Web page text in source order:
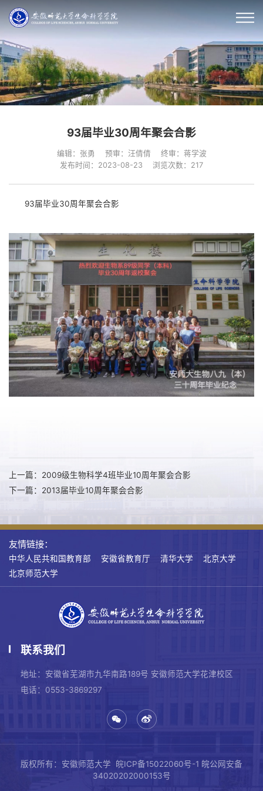
93届毕业30周年聚会合影
编辑：张勇 预审：汪倩倩
终审：蒋学波
发布时间：2023-08-23
浏览次数： 217
93届毕业30周年聚会合影
上一篇：2009级生物科学4班毕业10周年聚会合影
下一篇：2013届毕业10周年聚会合影
友情链接：
中华人民共和国教育部 安徽省教育厅 清华大学
北京大学
北京师范大学
联系我们
地址：安徽省芜湖市九华南路189号 安徽师范大学花津校区
电话：0553-3869297
版权所有：安徽师范大学 皖ICP备15022060号-1 皖公网安备
34020202000153号